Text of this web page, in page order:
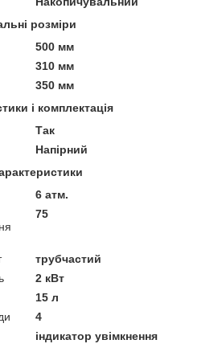
розміри
500 мм
310 мм
350 мм
і комплектація
Так
Напірний
6 атм.
75
трубчастий
2 кВт
15 л
4
індикатор увімкнення